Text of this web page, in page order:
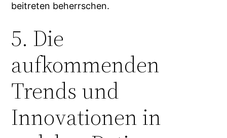
beitreten beherrschen.
5. Die
aufkommenden
Trends und
Innovationen in